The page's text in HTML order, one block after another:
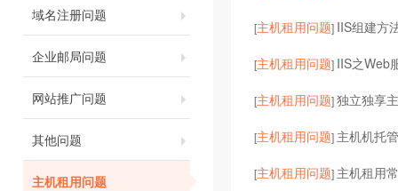
域名注册问题
企业邮局问题
网站推广问题
其他问题
主机租用问题
[主机租用问题] IIS组建方
[主机租用问题] IIS之Web
[主机租用问题]独立独享
[主机租用问题] 主机机托
[主机租用问题] 主机租用